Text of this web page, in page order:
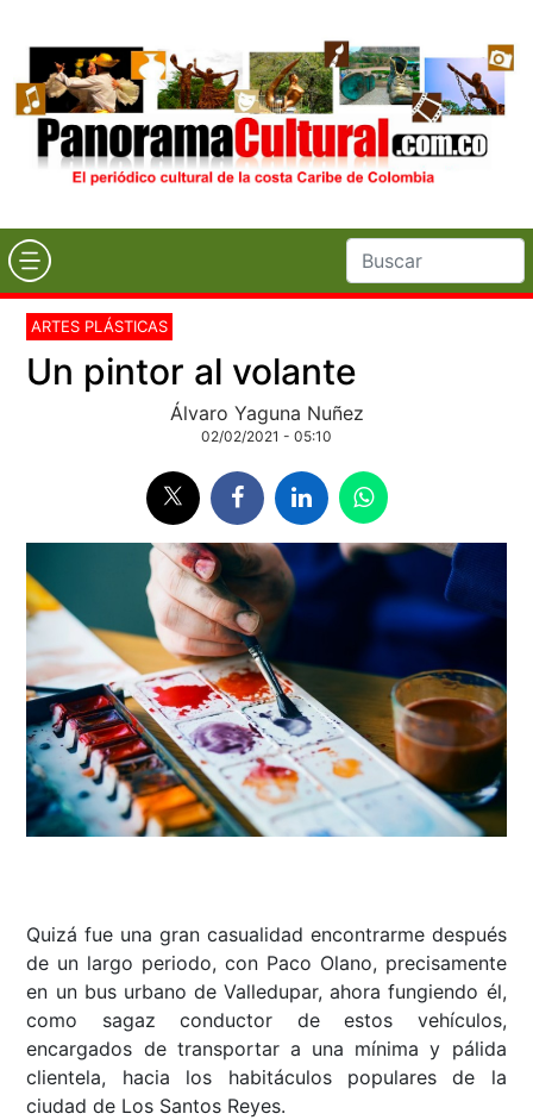
ARTES PLÁSTICAS
Un pintor al volante
Álvaro Yaguna Nuñez
02/02/2021 - 05:10
Quizá fue una gran casualidad encontrarme después
de un largo periodo, con Paco Olano, precisamente
en un bus urbano de Valledupar, ahora fungiendo él,
como sagaz conductor de estos vehículos,
encargados de transportar a una mínima y pálida
clientela, hacia los habitáculos populares de la
ciudad de Los Santos Reyes.